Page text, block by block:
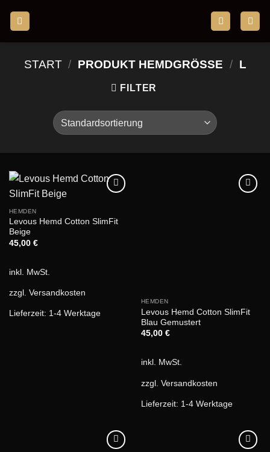
Inhalt
START / PRODUKT HEMDGRÖSSE / L
FILTER
HEMDEN
Levous Hemd Cotton SlimFit
Beige
45,00 €
inkl. MwSt.
zzgl. Versandkosten
Lieferzeit: 1-4 Werktage
HEMDEN
Levous Hemd Cotton SlimFit
Blau Gemustert
45,00 €
inkl. MwSt.
zzgl. Versandkosten
Lieferzeit: 1-4 Werktage